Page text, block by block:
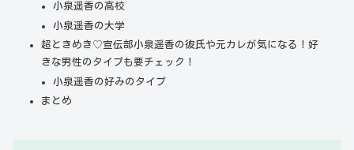
小泉遥香の高校
小泉遥香の大学
超ときめき♡宣伝部小泉遥香の彼氏や元カレが気になる！好
きな男性のタイプも要チェック！
小泉遥香の好みのタイプ
まとめ